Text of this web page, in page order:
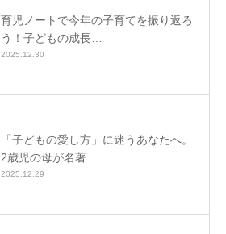
育児ノートで今年の子育てを振り返ろ
う！子どもの成長…
2025.12.30
「子どもの愛し方」に迷うあなたへ。
2歳児の母が名著…
2025.12.29